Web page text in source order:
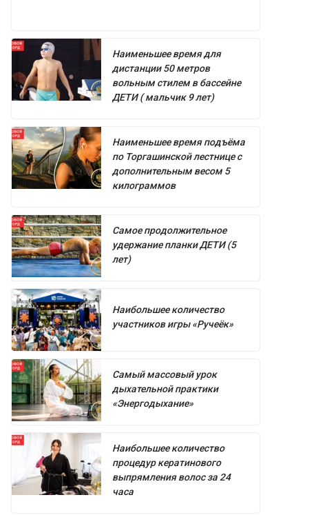
Наименьшее время для
дистанции 50 метров
вольным стилем в бассейне
ДЕТИ ( мальчик 9 лет)
Наименьшее время подъёма
по Торгашинской лестнице с
дополнительным весом 5
килограммов
Самое продолжительное
удержание планки ДЕТИ (5
лет)
Наибольшее количество
участников игры «Ручеёк»
Самый массовый урок
дыхательной практики
«Энергодыхание»
Наибольшее количество
процедур кератинового
выпрямления волос за 24
часа